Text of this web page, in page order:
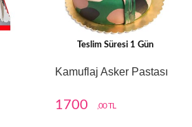
Teslim Süresi 1 Gün
Kamuflaj Asker Pastası
1700 ,00 TL